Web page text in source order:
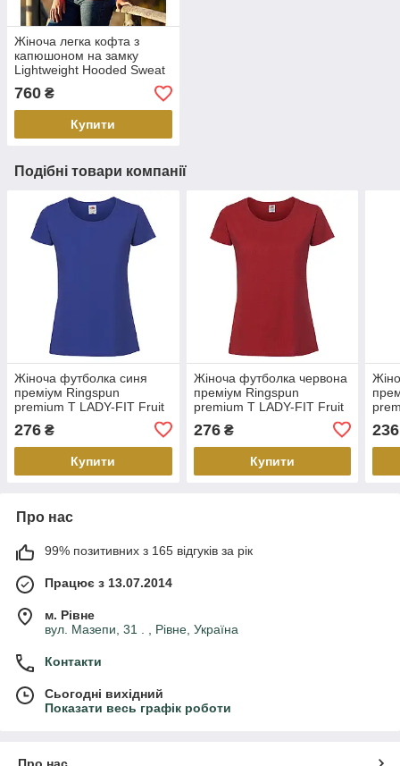
Жіноча легка кофта з
капюшоном на замку
Lightweight Hooded Sweat
Jacket Lady-Fit 62-150-0
760 ₴
Купити
Подібні товари компанії
Жіноча футболка синя
преміум Ringspun
premium T LADY-FIT Fruit
276 ₴
Купити
Жіноча футболка червона
преміум Ringspun
premium T LADY-FIT Fruit
276₴
Купити
236
Про нас
99% позитивних з 165 відгуків за рік
Працює з 13.07.2014
м. Рівне
вул. Мазепи, 31 . , Рівне, Україна
Контакти
Сьогодні вихідний
Показати весь графік роботи